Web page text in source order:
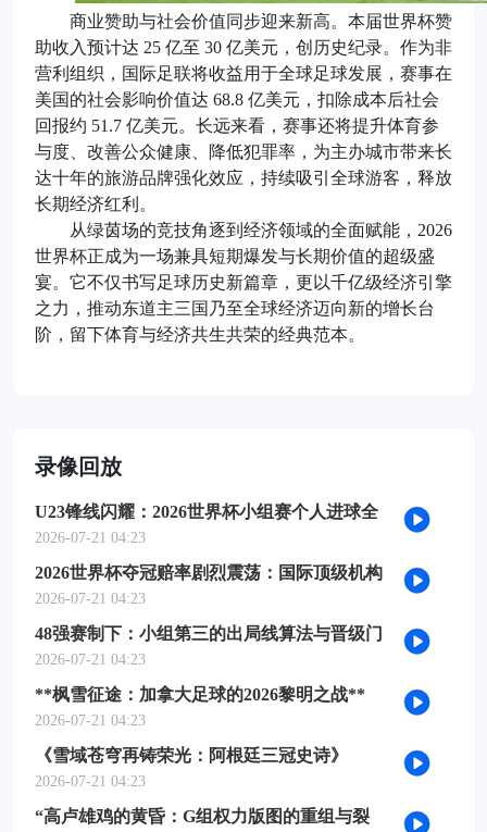
商业赞助与社会价值同步迎来新高。本届世界杯赞
助收入预计达 25 亿至 30 亿美元，创历史纪录。作为非
营利组织，国际足联将收益用于全球足球发展，赛事在
美国的社会影响价值达 68.8 亿美元，扣除成本后社会
回报约 51.7 亿美元。长远来看，赛事还将提升体育参
与度、改善公众健康、降低犯罪率，为主办城市带来长
达十年的旅游品牌强化效应，持续吸引全球游客，释放
长期经济红利。
从绿茵场的竞技角逐到经济领域的全面赋能，2026
世界杯正成为一场兼具短期爆发与长期价值的超级盛
宴。它不仅书写足球历史新篇章，更以千亿级经济引擎
之力，推动东道主三国乃至全球经济迈向新的增长台
阶，留下体育与经济共生共荣的经典范本。
录像回放
U23锋线闪耀：2026世界杯小组赛个人进球全
记录
2026-07-21 04:23
2026世界杯夺冠赔率剧烈震荡：国际顶级机构
最新榜单出炉
2026-07-21 04:23
48强赛制下：小组第三的出局线算法与晋级门
槛推演
2026-07-21 04:23
**枫雪征途：加拿大足球的2026黎明之战**
2026-07-21 04:23
《雪域苍穹再铸荣光：阿根廷三冠史诗》
2026-07-21 04:23
“高卢雄鸡的黄昏：G组权力版图的重组与裂